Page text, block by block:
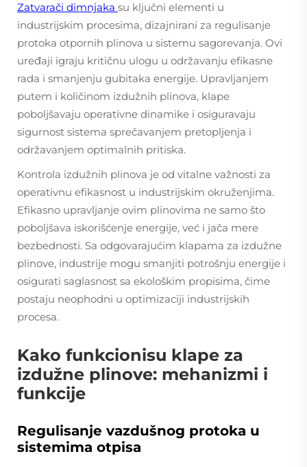
Zatvarači dimnjaka su ključni elementi u
industrijskim procesima, dizajnirani za regulisanje
protoka otpornih plinova u sistemu sagorevanja. Ovi
uređaji igraju kritičnu ulogu u održavanju efikasne
rada i smanjenju gubitaka energije. Upravljanjem
putem i količinom izdužnih plinova, klape
poboljšavaju operativne dinamike i osiguravaju
sigurnost sistema sprečavanjem pretopljenja i
održavanjem optimalnih pritiska.
Kontrola izdužnih plinova je od vitalne važnosti za
operativnu efikasnost u industrijskim okruženjima.
Efikasno upravljanje ovim plinovima ne samo što
poboljšava iskorišćenje energije, već i jača mere
bezbednosti. Sa odgovarajućim klapama za izdužne
plinove, industrije mogu smanjiti potrošnju energije i
osigurati saglasnost sa ekološkim propisima, čime
postaju neophodni u optimizaciji industrijskih
procesa.
Kako funkcionisu klape za
izdužne plinove: mehanizmi i
funkcije
Regulisanje vazdušnog protoka u
sistemima otpisa